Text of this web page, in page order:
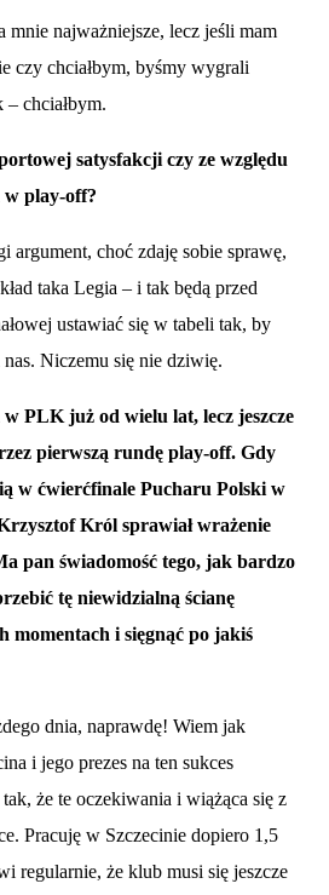
mnie najważniejsze, lecz jeśli mam
czy chciałbym, byśmy wygrali
– chciałbym.
satysfakcji czy ze względu
play-off?
argument, choć zdaję sobie sprawę,
taka Legia – i tak będą przed
ustawiać się w tabeli tak, by
Niczemu się nie dziwię.
PLK już od wielu lat, lecz jeszcze
pierwszą rundę play-off. Gdy
w ćwierćfinale Pucharu Polski w
Król sprawiał wrażenie
pan świadomość tego, jak bardzo
tę niewidzialną ścianę
momentach i sięgnąć po jakiś
dnia, naprawdę! Wiem jak
i jego prezes na ten sukces
że te oczekiwania i wiążąca się z
Pracuję w Szczecinie dopiero 1,5
regularnie, że klub musi się jeszcze